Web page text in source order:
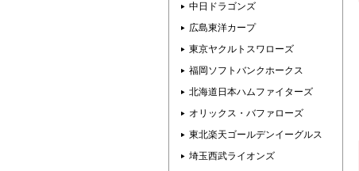
中日ドラゴンズ
広島東洋カープ
東京ヤクルトスワローズ
福岡ソフトバンクホークス
北海道日本ハムファイターズ
オリックス・バファローズ
東北楽天ゴールデンイーグルス
埼玉西武ライオンズ